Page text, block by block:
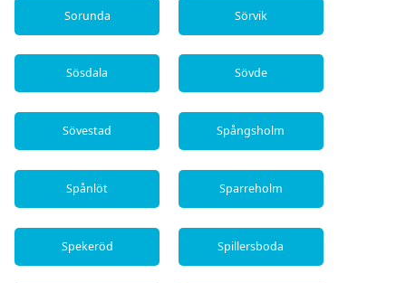
Sorunda Sörvik
Sösdala Sövde
Sövestad Spångsholm
Spånlöt Sparreholm
Spekeröd Spillersboda